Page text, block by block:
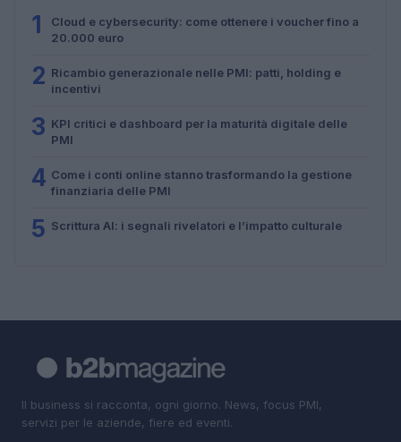
1
Cloud e cybersecurity: come ottenere i voucher fino a
20.000 euro
2 Ricambio generazionale nelle PMI: patti, holding e
incentivi
3 KPI critici e dashboard per la maturità digitale delle
PMI
4 Come i conti online stanno trasformando la gestione
finanziaria delle PMI
5 Scrittura AI: i segnali rivelatori e l’impatto culturale
Il business si racconta, ogni giorno. News, focus PMI,
servizi per le aziende, fiere ed eventi.